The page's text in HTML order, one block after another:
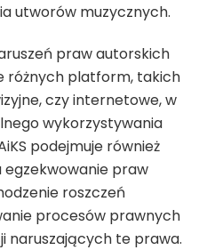
utworów muzycznych.
praw autorskich
różnych platform, takich
czy internetowe, w
wykorzystywania
podejmuje również
egzekwowanie praw
roszczeń
procesów prawnych
naruszających te prawa.